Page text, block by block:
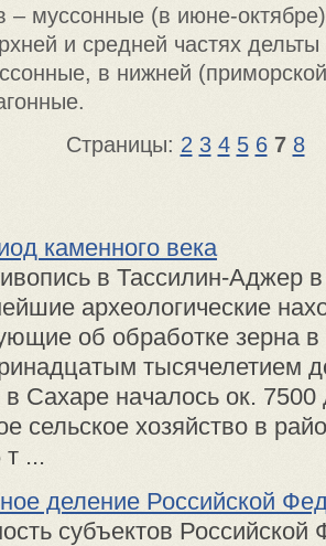
– муссонные (в июне-
и средней частях
в нижней
Страницы: 2 3 4 5 6 7 8
каменного века
в Тассилин-Аджер
археологические
об обработке зерна
тысячелетием
в Сахаре началось ок. 7500
сельское хозяйство в
...
деление Российской
субъектов Российской